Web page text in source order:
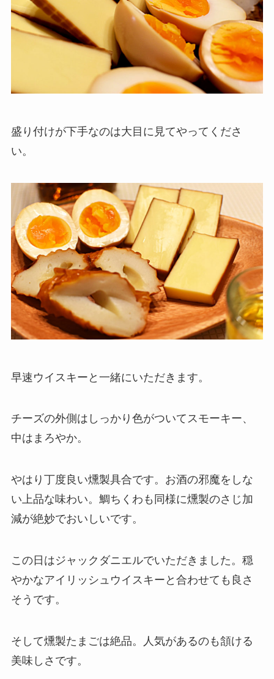
盛り付けが下手なのは大目に見てやってくださ
い。
早速ウイスキーと一緒にいただきます。
チーズの外側はしっかり色がついてスモーキー、
中はまろやか。
やはり丁度良い燻製具合です。お酒の邪魔をしな
い上品な味わい。鯛ちくわも同様に燻製のさじ加
減が絶妙でおいしいです。
この日はジャックダニエルでいただきました。穏
やかなアイリッシュウイスキーと合わせても良さ
そうです。
そして燻製たまごは絶品。人気があるのも頷ける
美味しさです。